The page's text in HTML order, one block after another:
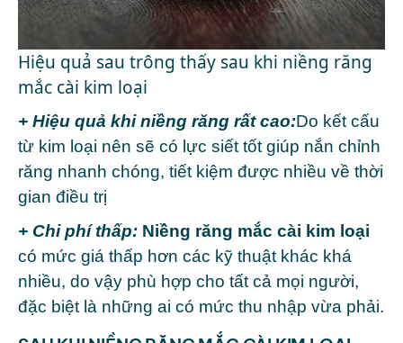
Hiệu quả sau trông thấy sau khi niềng răng
mắc cài kim loại
+ Hiệu quả khi niềng răng rất cao:Do kết cấu
từ kim loại nên sẽ có lực siết tốt giúp nắn chỉnh
răng nhanh chóng, tiết kiệm được nhiều về thời
gian điều trị
+ Chi phí thấp: Niềng răng mắc cài kim loại
có mức giá thấp hơn các kỹ thuật khác khá
nhiều, do vậy phù hợp cho tất cả mọi người,
đặc biệt là những ai có mức thu nhập vừa phải.